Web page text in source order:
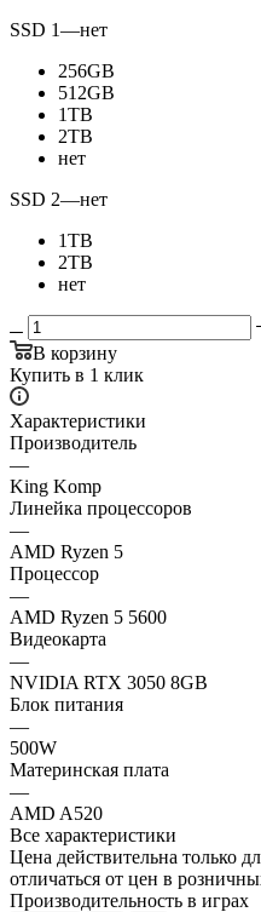
SSD 1—нет
256GB
512GB
1TB
2TB
нет
SSD 2—нет
1TB
2TB
нет
В корзину
Купить в 1 клик
Характеристики
Производитель
—
King Komp
Линейка процессоров
—
AMD Ryzen 5
Процессор
—
AMD Ryzen 5 5600
Видеокарта
—
NVIDIA RTX 3050 8GB
Блок питания
—
500W
Материнская плата
—
AMD A520
Все характеристики
Цена действительна только
отличаться от цен в
Производительность в играх